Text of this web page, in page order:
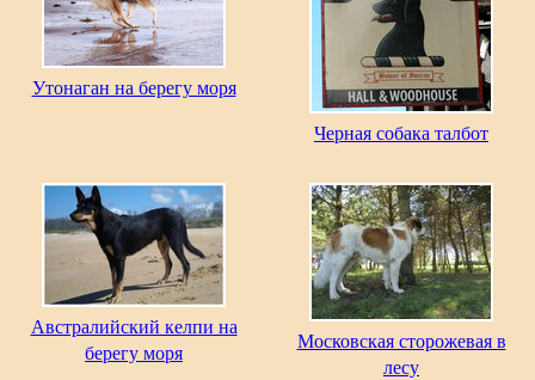
Утонаган на берегу моря
Черная собака талбот
Австралийский келпи на
берегу моря
Московская сторожевая в
лесу